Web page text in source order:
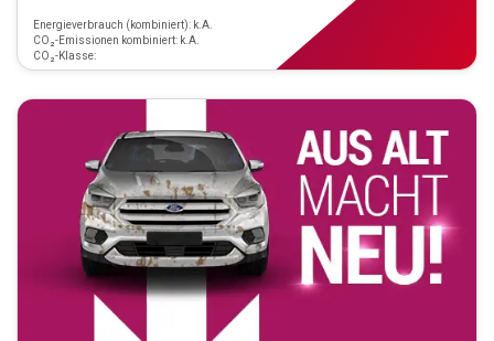
Energieverbrauch (kombiniert): k.A.
CO₂-Emissionen kombiniert: k.A.
CO₂-Klasse: